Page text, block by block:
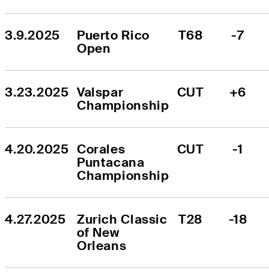
3.9.2025
Puerto Rico
Open
T68 -7
3.23.2025 Valspar
Championship
CUT +6
4.20.2025 Corales
Puntacana
Championship
CUT -1
4.27.2025
Zurich Classic
of New
Orleans
T28 -18